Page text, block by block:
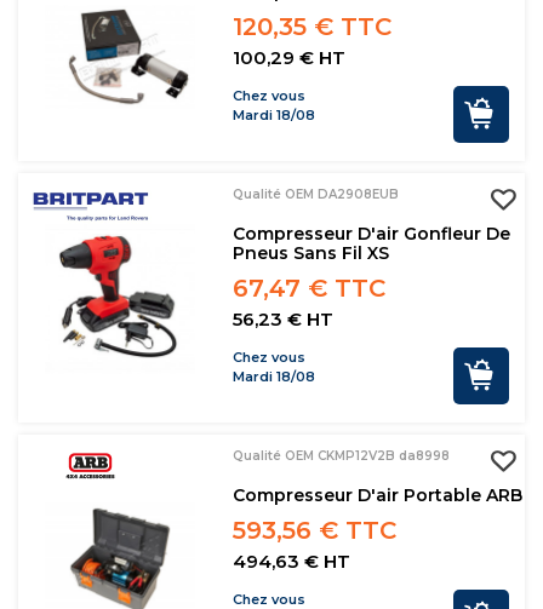
120,35 € TTC
100,29 € HT
Chez vous
Mardi 18/08
Qualité OEM DA2908EUB
Compresseur D'air Gonfleur De
Pneus Sans Fil XS
67,47 € TTC
56,23 € HT
Chez vous
Mardi 18/08
Qualité OEM CKMP12V2B da8998
Compresseur D'air Portable ARB
593,56 € TTC
494,63 € HT
Chez vous